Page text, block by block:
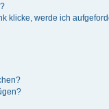
klicke, werde ich